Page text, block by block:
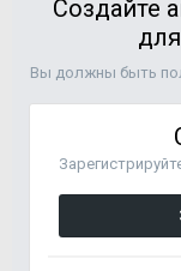
Создайте
Вы должны быть